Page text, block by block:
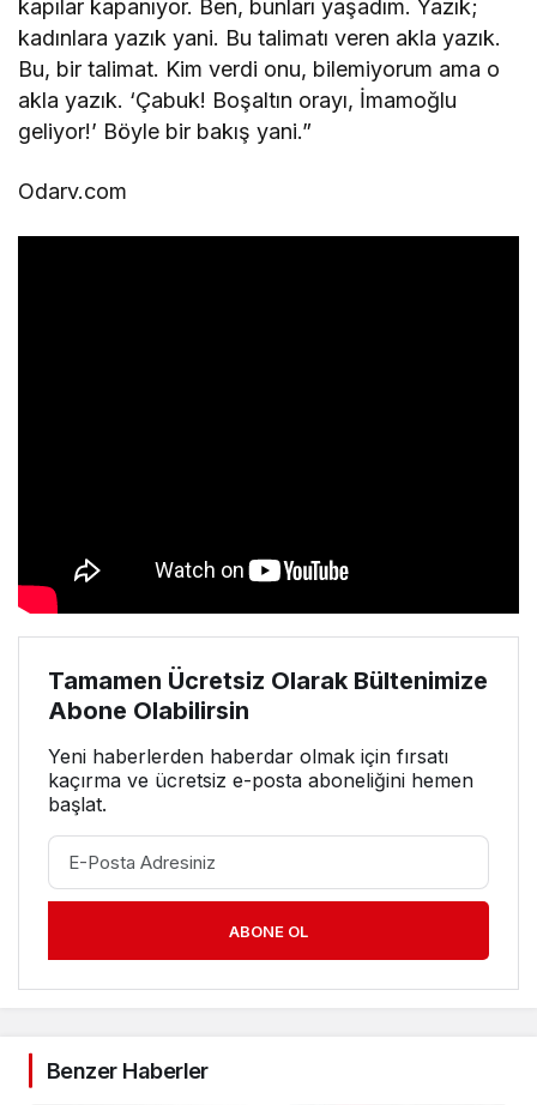
kapılar kapanıyor. Ben, bunları yaşadım. Yazık;
kadınlara yazık yani. Bu talimatı veren akla yazık.
Bu, bir talimat. Kim verdi onu, bilemiyorum ama o
akla yazık. ‘Çabuk! Boşaltın orayı, İmamoğlu
geliyor!’ Böyle bir bakış yani.”
Odarv.com
Tamamen Ücretsiz Olarak Bültenimize
Abone Olabilirsin
Yeni haberlerden haberdar olmak için fırsatı
kaçırma ve ücretsiz e-posta aboneliğini hemen
başlat.
ABONE OL
Benzer Haberler